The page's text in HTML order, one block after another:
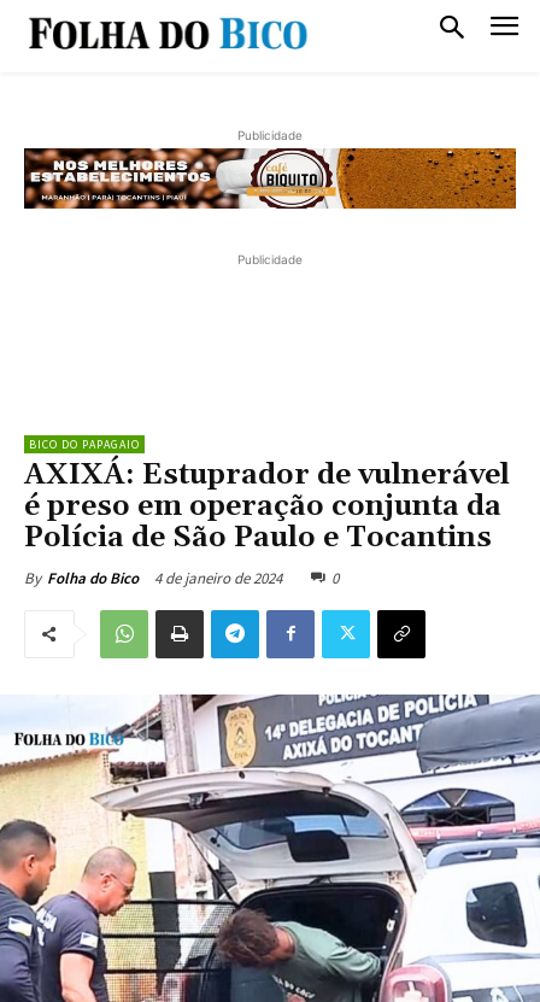
Publicidade
Publicidade
BICO DO PAPAGAIO
AXIXÁ: Estuprador de vulnerável
é preso em operação conjunta da
Polícia de São Paulo e Tocantins
By Folha do Bico 4 de janeiro de 2024 0